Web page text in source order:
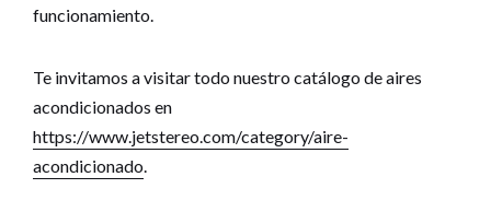
funcionamiento.
Te invitamos a visitar todo nuestro catálogo de aires
acondicionados en
https://www.jetstereo.com/category/aire-
acondicionado